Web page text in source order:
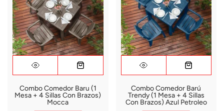
Combo Comedor Baru (1
Mesa + 4 Sillas Con Brazos)
Mocca
Combo Comedor Barú
Trendy (1 Mesa + 4 Sillas
Con Brazos) Azul Petroleo